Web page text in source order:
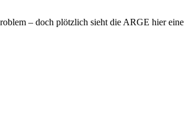
– doch plötzlich sieht die ARGE hier eine